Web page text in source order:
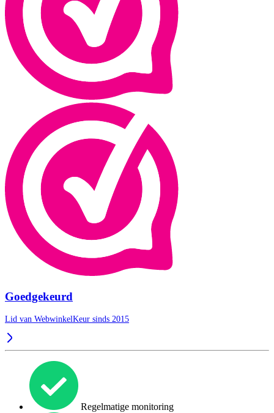
Goedgekeurd
Lid van WebwinkelKeur sinds 2015
Regelmatige monitoring